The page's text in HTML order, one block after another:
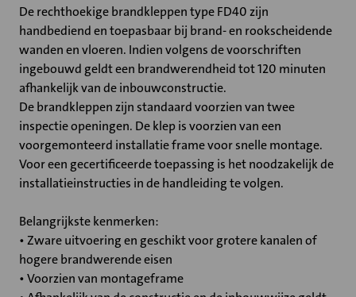
De rechthoekige brandkleppen type FD40 zijn
handbediend en toepasbaar bij brand- en rookscheidende
wanden en vloeren. Indien volgens de voorschriften
ingebouwd geldt een brandwerendheid tot 120 minuten
afhankelijk van de inbouwconstructie.
De brandkleppen zijn standaard voorzien van twee
inspectie openingen. De klep is voorzien van een
voorgemonteerd installatie frame voor snelle montage.
Voor een gecertificeerde toepassing is het noodzakelijk de
installatieinstructies in de handleiding te volgen.
Belangrijkste kenmerken:
• Zware uitvoering en geschikt voor grotere kanalen of
hogere brandwerende eisen
• Voorzien van montageframe